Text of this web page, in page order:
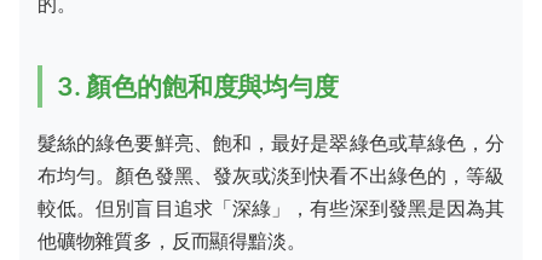
3. 顏色的飽和度與均勻度
髮絲的綠色要鮮亮、飽和，最好是翠綠色或草綠色，分
布均勻。顏色發黑、發灰或淡到快看不出綠色的，等級
較低。但別盲目追求「深綠」，有些深到發黑是因為其
他礦物雜質多，反而顯得黯淡。